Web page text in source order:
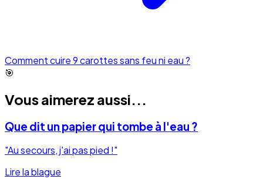
Comment cuire 9 carottes sans feu ni eau ?
🎯
Vous aimerez aussi...
Que dit un papier qui tombe à l'eau ?
"Au secours, j'ai pas pied !"
Lire la blague